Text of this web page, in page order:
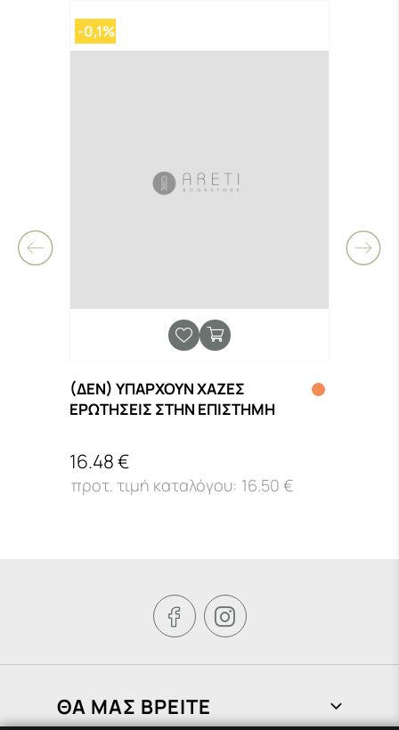
-0,1%
(ΔΕΝ) ΥΠΑΡΧΟΥΝ ΧΑΖΕΣ
ΕΡΩΤΗΣΕΙΣ ΣΤΗΝ ΕΠΙΣΤΗΜΗ
16.48 €
16.50 €
 
ΘΑ ΜΑΣ ΒΡΕΙΤΕ